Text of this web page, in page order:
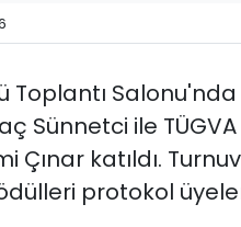
Toplantı
Sünnetci ile
Çınar katıldı.
protokol